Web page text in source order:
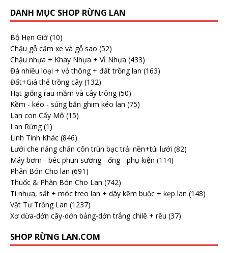
DANH MỤC SHOP RỪNG LAN
Bộ Hẹn Giờ (10)
Chậu gỗ căm xe và gỗ sao (52)
Chậu nhựa + Khay Nhựa + Vỉ Nhựa (433)
Đá nhiều loại + vỏ thông + đất trồng lan (163)
Đất+Giá thể trồng cây (132)
Hạt giống rau mầm và cây trông (50)
Kềm - kéo - súng bắn ghim kéo lan (75)
Lan con Cấy Mô (15)
Lan Rừng (1)
Linh Tinh Khác (846)
Lưới che nắng chắn côn trùn bạc trải nền+túi lưới (82)
Máy bơm - béc phun sương - ống - phụ kiện (114)
Phân Bón Cho lan (691)
Thuốc & Phân Bón Cho Lan (742)
Ti nhựa, sắt + móc treo lan + dây kẽm buộc + kẹp lan (148)
Vật Tư Trồng Lan (1237)
Xơ dừa-dớn cây-dớn bảng-dớn trắng chilê + rêu (37)
SHOP RỪNG LAN.COM